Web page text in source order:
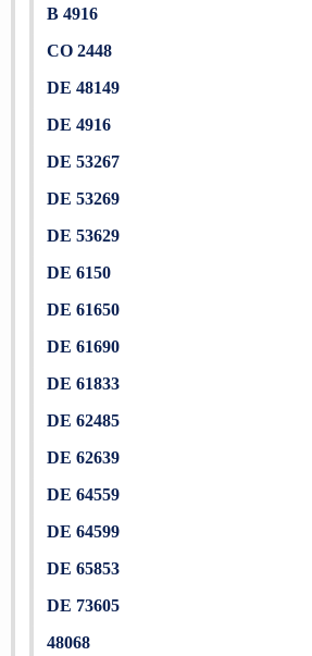
B 4916
CO 2448
DE 48149
DE 4916
DE 53267
DE 53269
DE 53629
DE 6150
DE 61650
DE 61690
DE 61833
DE 62485
DE 62639
DE 64559
DE 64599
DE 65853
DE 73605
48068